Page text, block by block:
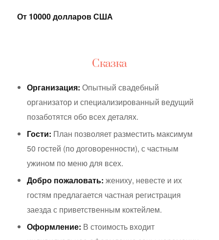
От 10000 долларов США
Сказка
Организация: Опытный свадебный
организатор и специализированный ведущий
позаботятся обо всех деталях.
Гости: План позволяет разместить максимум
50 гостей (по договоренности), с частным
ужином по меню для всех.
Добро пожаловать: жениху, невесте и их
гостям предлагается частная регистрация
заезда с приветственным коктейлем.
Оформление: В стоимость входит